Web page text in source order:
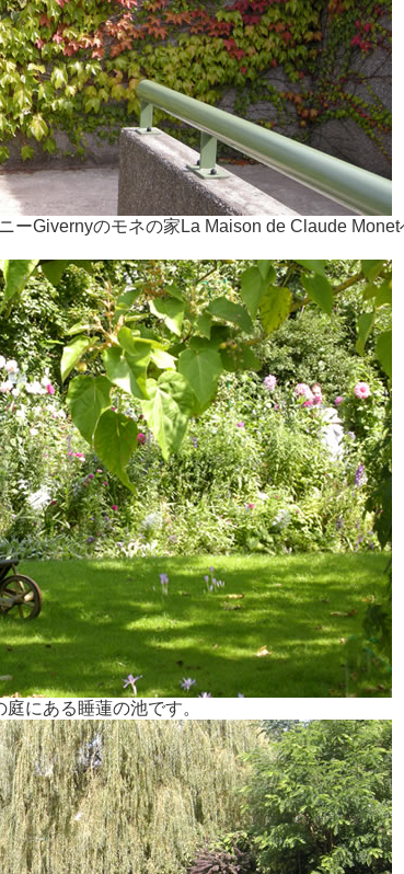
ーGivernyのモネの家La Maison de Claude
にある睡蓮の池です。